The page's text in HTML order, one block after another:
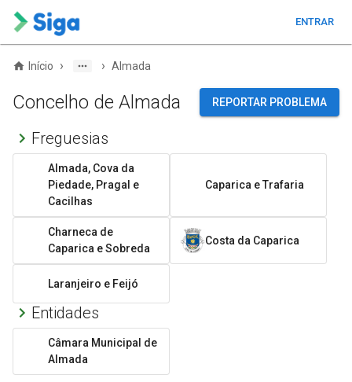
ENTRAR
Início › › Almada
Concelho de Almada REPORTAR PROBLEMA
Freguesias
Almada, Cova da
Piedade, Pragal e
Cacilhas
Caparica e Trafaria
Charneca de
Caparica e Sobreda
Costa da Caparica
Laranjeiro e Feijó
Entidades
Câmara Municipal de
Almada